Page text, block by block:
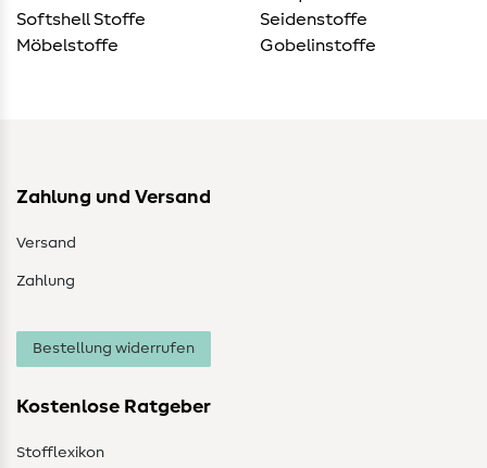
Softshell Stoffe
Möbelstoffe
Seidenstoffe
Gobelinstoffe
Zahlung und Versand
Versand
Zahlung
Bestellung widerrufen
Kostenlose Ratgeber
Stofflexikon